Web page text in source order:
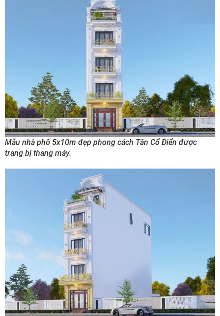
Mẫu nhà phố 5x10m đẹp phong cách Tân Cổ Điển được
trang bị thang máy.